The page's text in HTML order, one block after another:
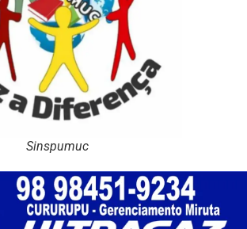
Sinspumuc